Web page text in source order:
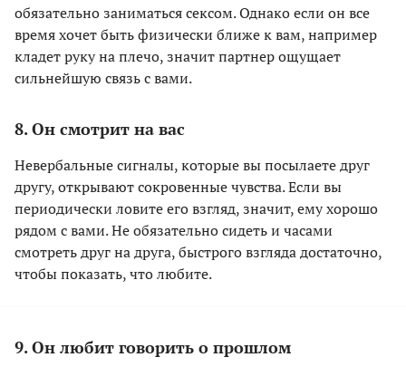
обязательно заниматься сексом. Однако если он все
время хочет быть физически ближе к вам, например
кладет руку на плечо, значит партнер ощущает
сильнейшую связь с вами.
8. Он смотрит на вас
Невербальные сигналы, которые вы посылаете друг
другу, открывают сокровенные чувства. Если вы
периодически ловите его взгляд, значит, ему хорошо
рядом с вами. Не обязательно сидеть и часами
смотреть друг на друга, быстрого взгляда достаточно,
чтобы показать, что любите.
9. Он любит говорить о прошлом